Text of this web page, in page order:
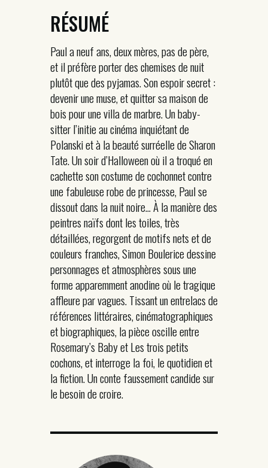
RÉSUMÉ
Paul a neuf ans, deux mères, pas de père,
et il préfère porter des chemises de nuit
plutôt que des pyjamas. Son espoir secret :
devenir une muse, et quitter sa maison de
bois pour une villa de marbre. Un baby-
sitter l’initie au cinéma inquiétant de
Polanski et à la beauté surréelle de Sharon
Tate. Un soir d’Halloween où il a troqué en
cachette son costume de cochonnet contre
une fabuleuse robe de princesse, Paul se
dissout dans la nuit noire… À la manière des
peintres naïfs dont les toiles, très
détaillées, regorgent de motifs nets et de
couleurs franches, Simon Boulerice dessine
personnages et atmosphères sous une
forme apparemment anodine où le tragique
affleure par vagues. Tissant un entrelacs de
références littéraires, cinématographiques
et biographiques, la pièce oscille entre
Rosemary’s Baby et Les trois petits
cochons, et interroge la foi, le quotidien et
la fiction. Un conte faussement candide sur
le besoin de croire.